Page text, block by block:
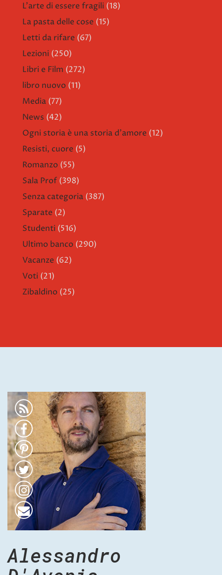
L'arte di essere fragili (18)
La pasta delle cose (15)
Letti da rifare (67)
Lezioni (250)
Libri e Film (272)
libro nuovo (11)
Media (77)
News (42)
Ogni storia è una storia d'amore (12)
Resisti, cuore (5)
Romanzo (55)
Sala Prof (398)
Senza categoria (387)
Sparate (2)
Studenti (516)
Ultimo banco (290)
Vacanze (62)
Voti (21)
Zibaldino (25)
Alessandro